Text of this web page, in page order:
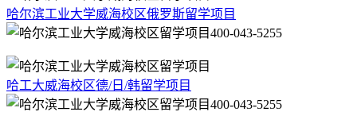
哈尔滨工业大学威海校区俄罗斯留学项目
400-043-5255
哈工大威海校区德/日/韩留学项目
400-043-5255